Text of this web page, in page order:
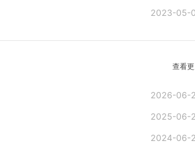
2023-05-
查看
2026-06-
2025-06-
2024-06-